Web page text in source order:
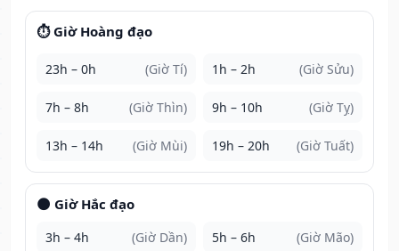
⏱️ Giờ Hoàng đạo
23h – 0h (Giờ Tí) 1h – 2h (Giờ Sửu)
7h – 8h (Giờ Thìn) 9h – 10h (Giờ Tỵ)
13h – 14h (Giờ Mùi) 19h – 20h (Giờ Tuất)
🌑 Giờ Hắc đạo
3h – 4h (Giờ Dần) 5h – 6h (Giờ Mão)